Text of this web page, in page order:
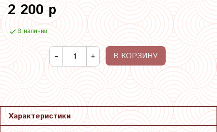
2 200 р
В наличии
В КОРЗИНУ
Характеристики